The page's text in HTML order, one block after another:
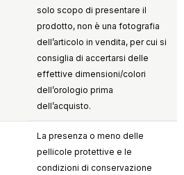
solo scopo di presentare il
prodotto, non è una fotografia
dell’articolo in vendita, per cui si
consiglia di accertarsi delle
effettive dimensioni/colori
dell’orologio prima
dell’acquisto.
La presenza o meno delle
pellicole protettive e le
condizioni di conservazione